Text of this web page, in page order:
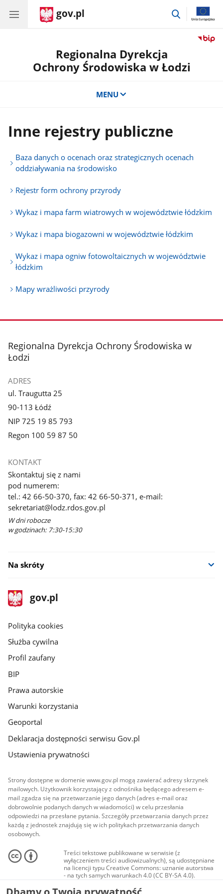
gov.pl
przejdź
Regionalna Dyrekcja
Ochrony Środowiska w Łodzi
MENU
Inne rejestry publiczne
Baza danych o ocenach oraz strategicznych ocenach
oddziaływania na środowisko
Rejestr form ochrony przyrody
Wykaz i mapa farm wiatrowych w województwie łódzkim
Wykaz i mapa biogazowni w województwie łódzkim
Wykaz i mapa ogniw fotowoltaicznych w województwie
łódzkim
Mapy wrażliwości przyrody
stopka
Regionalna Dyrekcja Ochrony Środowiska w
Łodzi
ADRES
ul. Traugutta 25
90-113 Łódź
NIP 725 19 85 793
Regon 100 59 87 50
KONTAKT
Skontaktuj się z nami
pod numerem:
tel.: 42 66-50-370, fax: 42 66-50-371, e-mail:
sekretariat@lodz.rdos.gov.pl
W dni robocze
w godzinach: 7:30-15:30
Na skróty
stopka
gov.pl
Strona
gov.pl
gov.pl
Polityka cookies
Służba cywilna
Profil zaufany
BIP
Prawa autorskie
Warunki korzystania
Geoportal
Deklaracja dostępności serwisu Gov.pl
Ustawienia prywatności
Strony dostępne w domenie www.gov.pl mogą zawierać adresy skrzynek
mailowych. Użytkownik korzystający z odnośnika będącego adresem e-
mail zgadza się na przetwarzanie jego danych (adres e-mail oraz
dobrowolnie podanych danych w wiadomości) w celu przesłania
odpowiedzi na przesłane pytania. Szczegóły przetwarzania danych przez
każdą z jednostek znajdują się w ich politykach przetwarzania danych
osobowych.
Treści tekstowe publikowane w serwisie (z
wyłączeniem treści audiowizualnych), są udostępniane
na licencji typu Creative Commons: uznanie autorstwa
- na tych samych warunkach 4.0 (CC BY-SA 4.0).
Materiały audiowizualne, w tym zdjęcia, materiały
audio i wideo, są udostępniane na licencji typu